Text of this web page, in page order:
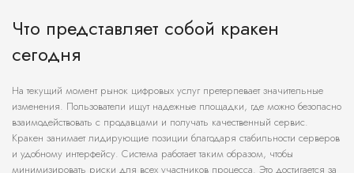
Что представляет собой кракен
сегодня
На текущий момент рынок цифровых услуг претерпевает значительные
изменения. Пользователи ищут надежные площадки, где можно безопасно
взаимодействовать с продавцами и получать качественный сервис.
Кракен занимает лидирующие позиции благодаря стабильности серверов
и удобному интерфейсу. Система работает таким образом, чтобы
минимизировать риски для всех участников процесса. Это достигается за